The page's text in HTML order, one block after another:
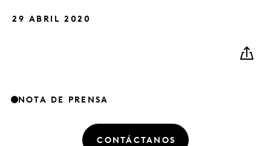
29 ABRIL 2020
NOTA DE PRENSA
CONTÁCTANOS